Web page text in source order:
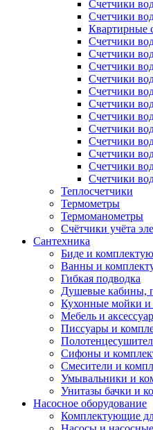
Счетчики
Счетчики
Квартирные
Счетчики
Счетчики
Счетчики
Счетчики
Счетчики
Счетчики
Счетчики
Счетчики
Счетчики
Счетчики
Счетчики
Счетчики
Теплосчетчики
Термометры
Термоманометры
Счётчики учёта
Сантехника
Биде и
Ванны и
Гибкая подводка
Душевые кабины,
Кухонные мойки и
Мебель и
Писсуары и
Сифоны и
Смесители и
Умывальники и
Унитазы бачки и
Насосное оборудование
Комплектующие